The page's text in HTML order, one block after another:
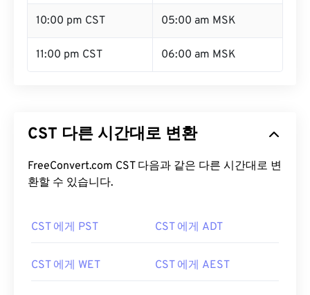
10:00 pm CST 05:00 am MSK
11:00 pm CST 06:00 am MSK
CST 다른 시간대로 변환
FreeConvert.com CST 다음과 같은 다른 시간대로 변
환할 수 있습니다.
CST 에게 PST CST 에게 ADT
CST 에게 WET CST 에게 AEST